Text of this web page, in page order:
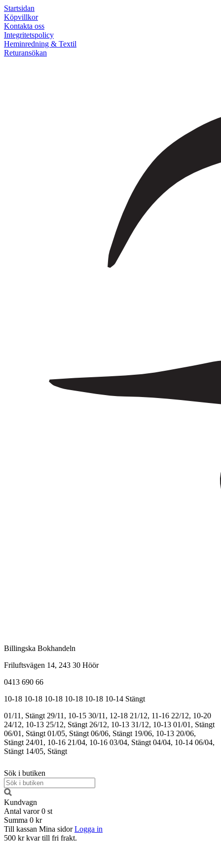
Startsidan
Köpvillkor
Kontakta oss
Integritetspolicy
Heminredning & Textil
Returansökan
Billingska Bokhandeln
Friluftsvägen 14, 243 30 Höör
0413 690 66
10-18 10-18 10-18 10-18 10-18 10-14 Stängt
01/11, Stängt 29/11, 10-15 30/11, 12-18 21/12, 11-16 22/12, 10-20
24/12, 10-13 25/12, Stängt 26/12, 10-13 31/12, 10-13 01/01, Stängt
06/01, Stängt 01/05, Stängt 06/06, Stängt 19/06, 10-13 20/06,
Stängt 24/01, 10-16 21/04, 10-16 03/04, Stängt 04/04, 10-14 06/04,
Stängt 14/05, Stängt
Sök i butiken
Kundvagn
Antal varor 0 st
Summa 0 kr
Till kassan Mina sidor Logga in
500 kr kvar till fri frakt.